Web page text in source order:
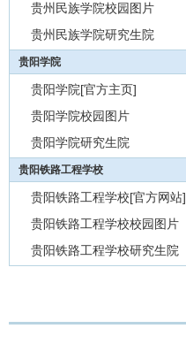
贵州民族学院校园图片
贵州民族学院研究生院
贵阳学院
贵阳学院[官方主页]
贵阳学院校园图片
贵阳学院研究生院
贵阳铁路工程学校
贵阳铁路工程学校[官方网站]
贵阳铁路工程学校校园图片
贵阳铁路工程学校研究生院